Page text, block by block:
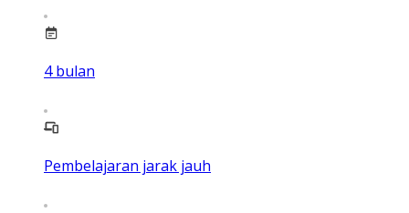
4 bulan
Pembelajaran jarak jauh